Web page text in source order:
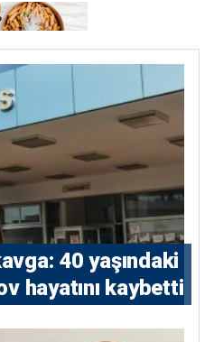
40 yaşındaki
hayatını kaybetti